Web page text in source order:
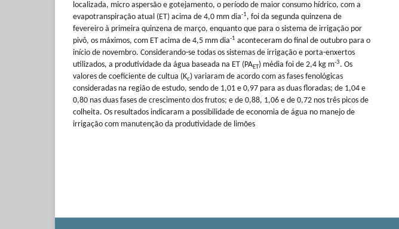
localizada, micro aspersão e gotejamento, o período de maior consumo hídrico, com a
evapotranspiração atual (ET) acima de 4,0 mm dia-1, foi da segunda quinzena de
fevereiro à primeira quinzena de março, enquanto que para o sistema de irrigação por
pivô, os máximos, com ET acima de 4,5 mm dia-1 aconteceram do final de outubro para o
início de novembro. Considerando-se todas os sistemas de irrigação e porta-enxertos
utilizados, a produtividade da água baseada na ET (PAET) média foi de 2,4 kg m-3. Os
valores de coeficiente de cultua (Kc) variaram de acordo com as fases fenológicas
consideradas na região de estudo, sendo de 1,01 e 0,97 para as duas floradas; de 1,04 e
0,80 nas duas fases de crescimento dos frutos; e de 0,88, 1,06 e de 0,72 nos três picos de
colheita. Os resultados indicaram a possibilidade de economia de água no manejo de
irrigação com manutenção da produtividade de limões